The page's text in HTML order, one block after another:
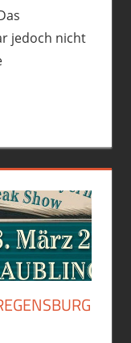
jedoch nicht